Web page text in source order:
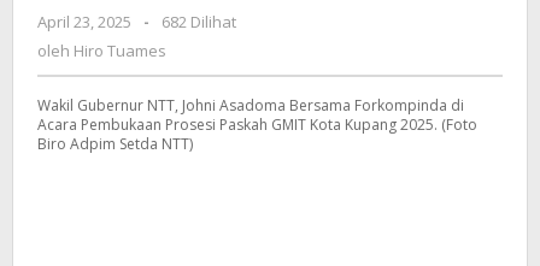
Melayani”
April 23, 2025
oleh
-
682 Dilihat
oleh Hiro Tuames
Wakil Gubernur NTT, Johni Asadoma Bersama Forkompinda di
Acara Pembukaan Prosesi Paskah GMIT Kota Kupang 2025. (Foto
Biro Adpim Setda NTT)